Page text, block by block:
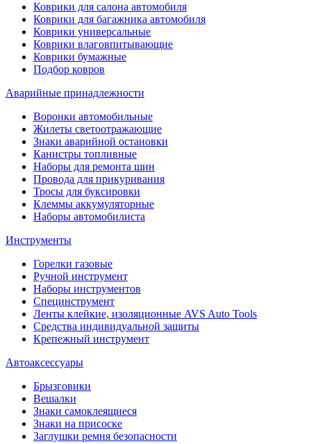
Коврики для салона автомобиля
Коврики для багажника автомобиля
Коврики универсальные
Коврики влаговпитывающие
Коврики бумажные
Подбор ковров
Аварийные принадлежности
Воронки автомобильные
Жилеты светоотражающие
Знаки аварийной остановки
Канистры топливные
Наборы для ремонта шин
Провода для прикуривания
Тросы для буксировки
Клеммы аккумуляторные
Наборы автомобилиста
Инструменты
Горелки газовые
Ручной инструмент
Наборы инструментов
Специнструмент
Ленты клейкие, изоляционные AVS Auto Tools
Средства индивидуальной защиты
Крепежный инструмент
Автоаксессуары
Брызговики
Вешалки
Знаки самоклеящиеся
Знаки на присоске
Заглушки ремня безопасности